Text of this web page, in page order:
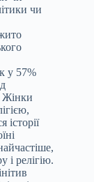
чи
у 57%
Жінки
історії
і релігію.